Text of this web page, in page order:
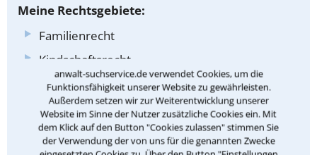
anwalt-suchservice.de verwendet Cookies, um die
Funktionsfähigkeit unserer Website zu gewährleisten.
Außerdem setzen wir zur Weiterentwicklung unserer
Website im Sinne der Nutzer zusätzliche Cookies ein. Mit
dem Klick auf den Button "Cookies zulassen" stimmen Sie
der Verwendung der von uns für die genannten Zwecke
Meine Rechtsgebiete:
Familienrecht
Kindschaftsrecht
Scheidungsrecht
Unterhaltsrecht
Sorgerecht